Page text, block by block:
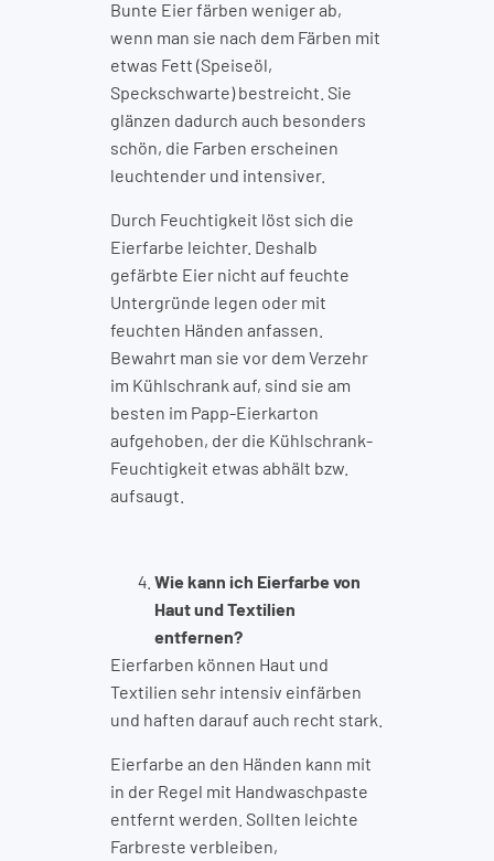
Bunte Eier färben weniger ab,
wenn man sie nach dem Färben mit
etwas Fett (Speiseöl,
Speckschwarte) bestreicht. Sie
glänzen dadurch auch besonders
schön, die Farben erscheinen
leuchtender und intensiver.
Durch Feuchtigkeit löst sich die
Eierfarbe leichter. Deshalb
gefärbte Eier nicht auf feuchte
Untergründe legen oder mit
feuchten Händen anfassen.
Bewahrt man sie vor dem Verzehr
im Kühlschrank auf, sind sie am
besten im Papp-Eierkarton
aufgehoben, der die Kühlschrank-
Feuchtigkeit etwas abhält bzw.
aufsaugt.
Wie kann ich Eierfarbe von
Haut und Textilien
entfernen?
Eierfarben können Haut und
Textilien sehr intensiv einfärben
und haften darauf auch recht stark.
Eierfarbe an den Händen kann mit
in der Regel mit Handwaschpaste
entfernt werden. Sollten leichte
Farbreste verbleiben,